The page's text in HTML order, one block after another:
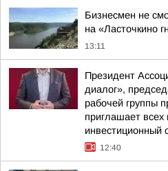
Бизнесмен не
на «Ласточкино
13:11
Президент
диалог»,
рабочей группы
приглашает всех
инвестиционный
12:40